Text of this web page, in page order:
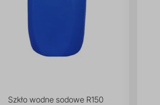
Szkło wodne sodowe R150